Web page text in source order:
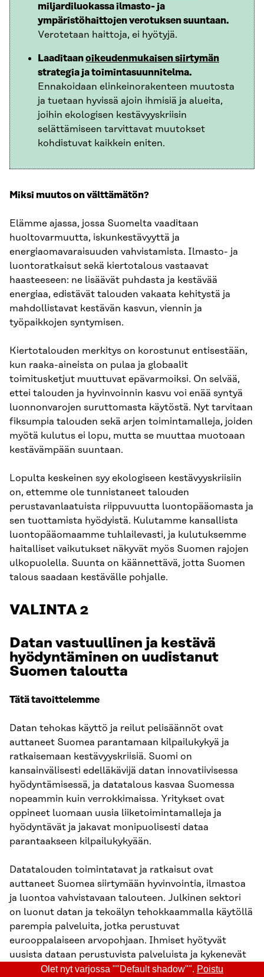
miljardiluokassa ilmasto- ja
ympäristöhaittojen verotuksen suuntaan.
Verotetaan haittoja, ei hyötyjä.
Laaditaanoikeudenmukaisen siirtymän
strategia ja toimintasuunnitelma.
Ennakoidaan elinkeinorakenteen muutosta
ja tuetaan hyvissä ajoin ihmisiä ja alueita,
joihin ekologisen kestävyyskriisin
selättämiseen tarvittavat muutokset
kohdistuvat kaikkein eniten.
Miksi muutos on välttämätön?
Elämme ajassa, jossa Suomelta vaaditaan
huoltovarmuutta, iskunkestävyyttä ja
energiaomavaraisuuden vahvistamista. Ilmasto- ja
luontoratkaisut sekä kiertotalous vastaavat
haasteeseen: ne lisäävät puhdasta ja kestävää
energiaa, edistävät talouden vakaata kehitystä ja
mahdollistavat kestävän kasvun, viennin ja
työpaikkojen syntymisen.
Kiertotalouden merkitys on korostunut entisestään,
kun raaka-aineista on pulaa ja globaalit
toimitusketjut muuttuvat epävarmoiksi. On selvää,
ettei talouden ja hyvinvoinnin kasvu voi enää syntyä
luonnonvarojen suruttomasta käytöstä. Nyt tarvitaan
fiksumpia talouden sekä arjen toimintamalleja, joiden
myötä kulutus ei lopu, mutta se muuttaa muotoaan
kestävämpään suuntaan.
Lopulta keskeinen syy ekologiseen kestävyyskriisiin
on, ettemme ole tunnistaneet talouden
perustavanlaatuista riippuvuutta luontopääomasta ja
sen tuottamista hyödyistä. Kulutamme kansallista
luontopääomaamme tuhlailevasti, ja kulutuksemme
haitalliset vaikutukset näkyvät myös Suomen rajojen
ulkopuolella. Suunta on käännettävä, jotta Suomen
talous saadaan kestävälle pohjalle.
VALINTA 2
Datan vastuullinen ja kestävä
hyödyntäminen on uudistanut
Suomen taloutta
Tätä tavoittelemme
Datan tehokas käyttö ja reilut pelisäännöt ovat
auttaneet Suomea parantamaan kilpailukykyä ja
ratkaisemaan kestävyyskriisiä. Suomi on
kansainvälisesti edelläkävijä datan innovatiivisessa
hyödyntämisessä, ja datatalous kasvaa Suomessa
nopeammin kuin verrokkimaissa. Yritykset ovat
oppineet luomaan uusia liiketoimintamalleja ja
hyödyntävät ja jakavat monipuolisesti dataa
parantaakseen kilpailukykyään.
Datatalouden toimintatavat ja ratkaisut ovat
auttaneet Suomea siirtymään hyvinvointia, ilmastoa
ja luontoa vahvistavaan talouteen. Julkinen sektori
on luonut datan ja tekoälyn tehokkaammalla käytöllä
parempia palveluita, jotka perustuvat
eurooppalaiseen arvopohjaan. Ihmiset hyötyvät
uusista dataan perustuvista palveluista ja kykenevät
hallitsemaan tuottamaansa tai luovuttamaansa
Olet nyt varjossa ""Default shadow"". Poistu